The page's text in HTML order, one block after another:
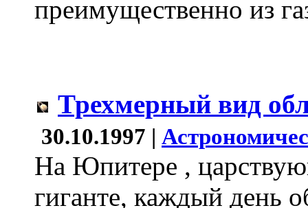
преимущественно из
Трехмерный вид
30.10.1997 |
На Юпитере ,
гиганте, каждый день